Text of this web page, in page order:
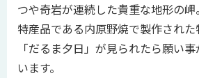
つや奇岩が連続した貴重な地形の岬。
特産品である内原野焼で製作され
「だるま夕日」が見られたら願い
います。